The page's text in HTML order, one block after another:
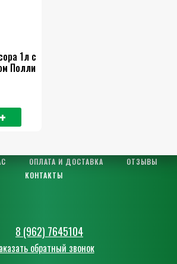
1л с
Полли
ОПЛАТА И ДОСТАВКА
ОТЗЫВЫ
КОНТАКТЫ
8 (962) 7645104
обратный звонок